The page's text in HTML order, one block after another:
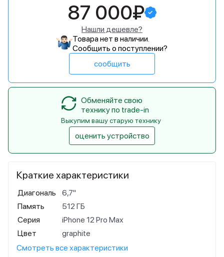
Краткие характеристики
Диагональ
6,7"
Память
512 ГБ
Серия
iPhone 12 Pro Max
Цвет
graphite
Смотреть все характеристики
87 000₽
Нашли дешевле?
Товара нет в наличии.
Сообщить о поступлении?
сообщить
Обменяйте свою
технику по trade-in
Выкупим вашу старую технику
оценить устройство